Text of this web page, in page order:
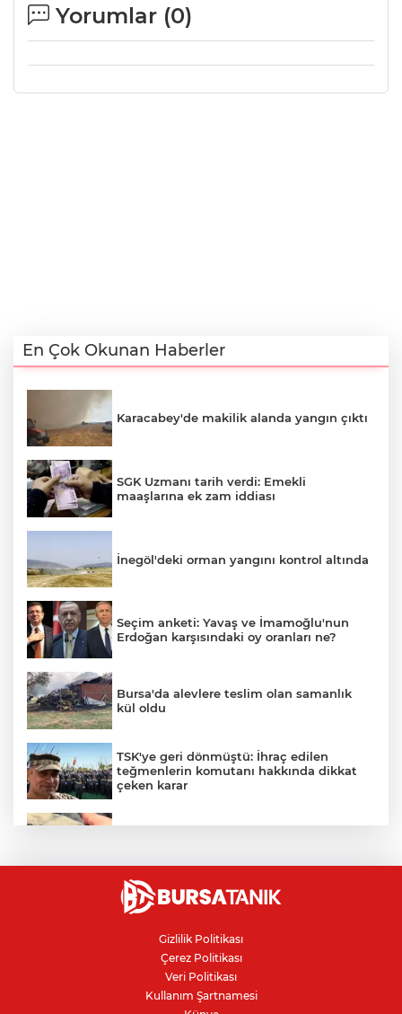
Yorumlar (0)
En Çok Okunan Haberler
Karacabey'de makilik alanda yangın çıktı
SGK Uzmanı tarih verdi: Emekli
maaşlarına ek zam iddiası
İnegöl'deki orman yangını kontrol altında
Seçim anketi: Yavaş ve İmamoğlu'nun
Erdoğan karşısındaki oy oranları ne?
Bursa'da alevlere teslim olan samanlık
kül oldu
TSK'ye geri dönmüştü: İhraç edilen
teğmenlerin komutanı hakkında dikkat
çeken karar
Gazze'de can kaybı 73 bin 384'e yükseldi
Ceuta göçmen krizi: İspanya, İtalya’ya
karşı sınır kontrolü getirdi
Gizlilik Politikası
Çerez Politikası
Veri Politikası
Kullanım Şartnamesi